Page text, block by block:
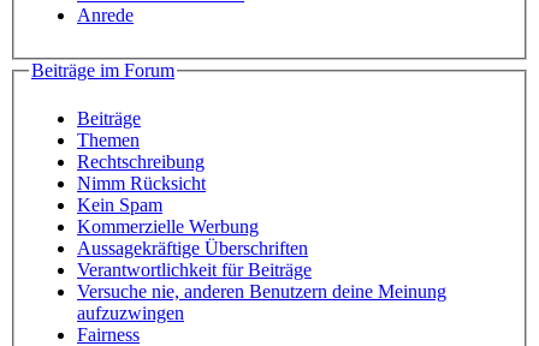
Anrede
Beiträge im Forum
Beiträge
Themen
Rechtschreibung
Nimm Rücksicht
Kein Spam
Kommerzielle Werbung
Aussagekräftige Überschriften
Verantwortlichkeit für Beiträge
Versuche nie, anderen Benutzern deine Meinung
aufzuzwingen
Fairness